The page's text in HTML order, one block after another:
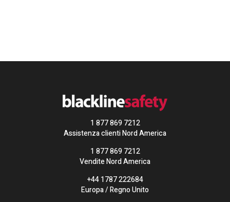
1 877 869 7212
Assistenza clienti Nord America
1 877 869 7212
Vendite Nord America
+44 1787 222684
Europa / Regno Unito